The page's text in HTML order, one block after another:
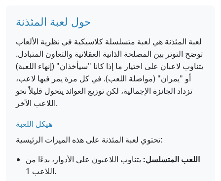
حول لعبة المئذنة
لعبة المئذنة هي لعبة متسلسلة كلاسيكية في نظرية الألعاب
توضح التوتر بين المصلحة الذاتية العقلانية والتعاون المتبادل.
يتناوب لاعبان على اختيار ما إذا كانا "سيأخذان" (إنهاء اللعبة)
أو "يمران" (مواصلة اللعب). في كل مرة يمر فيها لاعب،
تزداد الجائزة الإجمالية، لكن توزيع العوائد يتحول قليلاً نحو
اللاعب الآخر.
هيكل اللعبة
تحتوي لعبة المئذنة على هذه الميزات الرئيسية:
اللعب المتسلسل: يتناوب اللاعبون على الأدوار، بدءًا من
اللاعب 1.